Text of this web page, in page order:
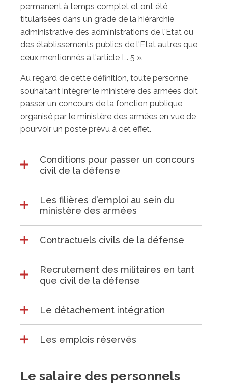
permanent à temps complet et ont été
titularisées dans un grade de la hiérarchie
administrative des administrations de l'Etat ou
des établissements publics de l'Etat autres que
ceux mentionnés à l'article L. 5 ».
Au regard de cette définition, toute personne
souhaitant intégrer le ministère des armées doit
passer un concours de la fonction publique
organisé par le ministère des armées en vue de
pourvoir un poste prévu à cet effet.
Conditions pour passer un concours
civil de la défense
Les filières d’emploi au sein du
ministère des armées
Contractuels civils de la défense
Recrutement des militaires en tant
que civil de la défense
Le détachement intégration
Les emplois réservés
Le salaire des personnels